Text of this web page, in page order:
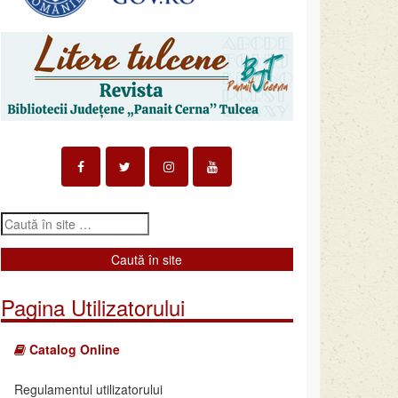
Pagina Utilizatorului
Catalog Online
Regulamentul utilizatorului